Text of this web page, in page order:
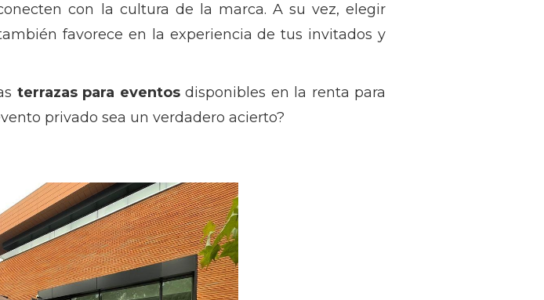
con la cultura de la marca. A su vez, elegir
favorece en la experiencia de tus invitados y
terrazas para eventos disponibles en la renta para
privado sea un verdadero acierto?